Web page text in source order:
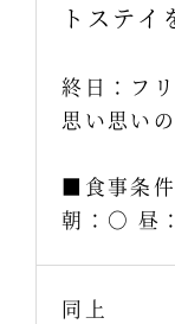
トステイ
終日：フ
思い思い
■食事条件
朝：○ 昼
同上